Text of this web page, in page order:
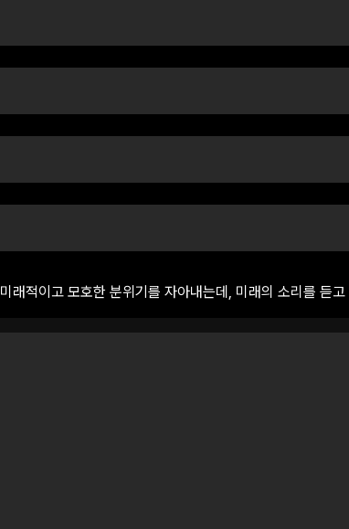
미래적이고 모호한 분위기를 자아내는데, 미래의 소리를 듣고